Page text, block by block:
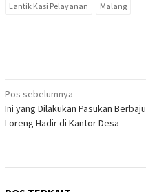
Lantik Kasi Pelayanan
Malang
Navigasi
pos
Pos sebelumnya
Ini yang Dilakukan Pasukan Berbaju
Loreng Hadir di Kantor Desa